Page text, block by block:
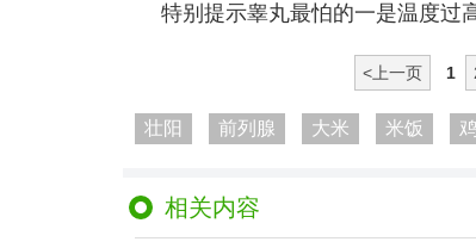
特别提示睾丸最怕的一是温度过
<上一页 1
壮阳 前列腺 大米 米饭
相关内容